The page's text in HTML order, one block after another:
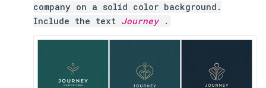
company on a solid color background.
Include the text Journey.